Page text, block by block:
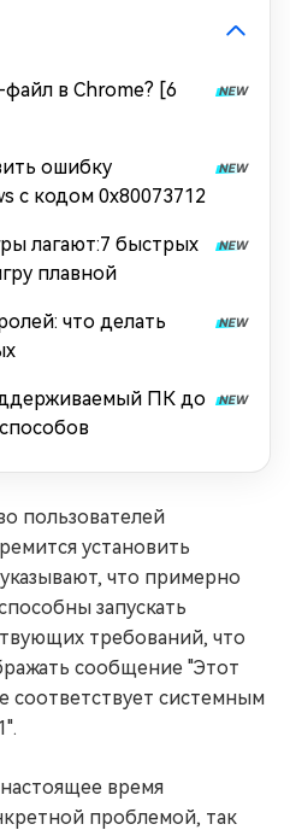
в Chrome? [6
ошибку
с кодом 0x80073712
лагают:7 быстрых
плавной
что делать
ПК до
пользователей
установить
что примерно
запускать
требований, что
сообщение "Этот
соответствует системным
время
проблемой, так